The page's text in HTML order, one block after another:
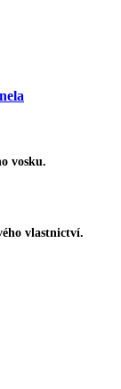
vosku.
vlastnictví.